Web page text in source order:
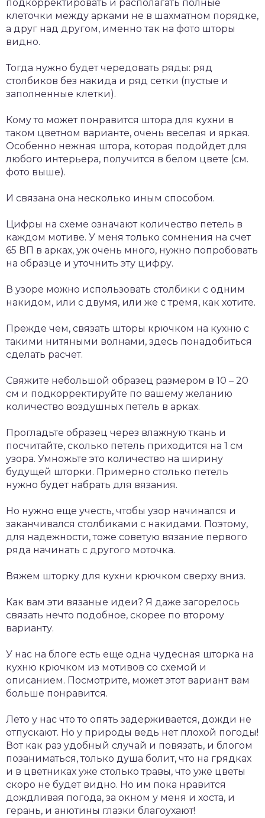
подкорректировать и располагать полные
клеточки между арками не в шахматном порядке,
а друг над другом, именно так на фото шторы
видно.
Тогда нужно будет чередовать ряды: ряд
столбиков без накида и ряд сетки (пустые и
заполненные клетки).
Кому то может понравится штора для кухни в
таком цветном варианте, очень веселая и яркая.
Особенно нежная штора, которая подойдет для
любого интерьера, получится в белом цвете (см.
фото выше).
И связана она несколько иным способом.
Цифры на схеме означают количество петель в
каждом мотиве. У меня только сомнения на счет
65 ВП в арках, уж очень много, нужно попробовать
на образце и уточнить эту цифру.
В узоре можно использовать столбики с одним
накидом, или с двумя, или же с тремя, как хотите.
Прежде чем, связать шторы крючком на кухню с
такими нитяными волнами, здесь понадобиться
сделать расчет.
Свяжите небольшой образец размером в 10 – 20
см и подкорректируйте по вашему желанию
количество воздушных петель в арках.
Прогладьте образец через влажную ткань и
посчитайте, сколько петель приходится на 1 см
узора. Умножьте это количество на ширину
будущей шторки. Примерно столько петель
нужно будет набрать для вязания.
Но нужно еще учесть, чтобы узор начинался и
заканчивался столбиками с накидами. Поэтому,
для надежности, тоже советую вязание первого
ряда начинать с другого моточка.
Вяжем шторку для кухни крючком сверху вниз.
Как вам эти вязаные идеи? Я даже загорелось
связать нечто подобное, скорее по второму
варианту.
У нас на блоге есть еще одна чудесная шторка на
кухню крючком из мотивов со схемой и
описанием. Посмотрите, может этот вариант вам
больше понравится.
Лето у нас что то опять задерживается, дожди не
отпускают. Но у природы ведь нет плохой погоды!
Вот как раз удобный случай и повязать, и блогом
позаниматься, только душа болит, что на грядках
и в цветниках уже столько травы, что уже цветы
скоро не будет видно. Но им пока нравится
дождливая погода, за окном у меня и хоста, и
герань, и анютины глазки благоухают!